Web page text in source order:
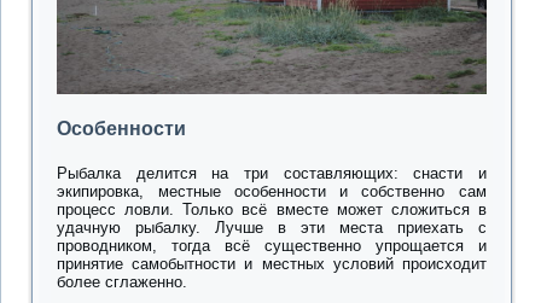
Особенности
Рыбалка делится на три составляющих: снасти и
экипировка, местные особенности и собственно сам
процесс ловли. Только всё вместе может сложиться в
удачную рыбалку. Лучше в эти места приехать с
проводником, тогда всё существенно упрощается и
принятие самобытности и местных условий происходит
более сглаженно.